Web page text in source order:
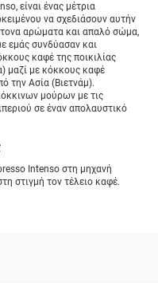
είναι ένας μέτρια
να σχεδιάσουν αυτήν
αρώματα και απαλό σώμα,
εμάς συνδύασαν και
καφέ της ποικιλίας
μαζί με κόκκους καφέ
την Ασία (Βιετνάμ).
μούρων με τις
σε έναν απολαυστικό
Intenso στη μηχανή
στιγμή τον τέλειο καφέ.